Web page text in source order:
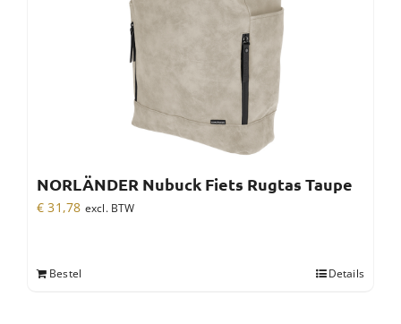
NORLÄNDER Nubuck Fiets Rugtas Taupe
€ 31,78 excl. BTW
Bestel Details